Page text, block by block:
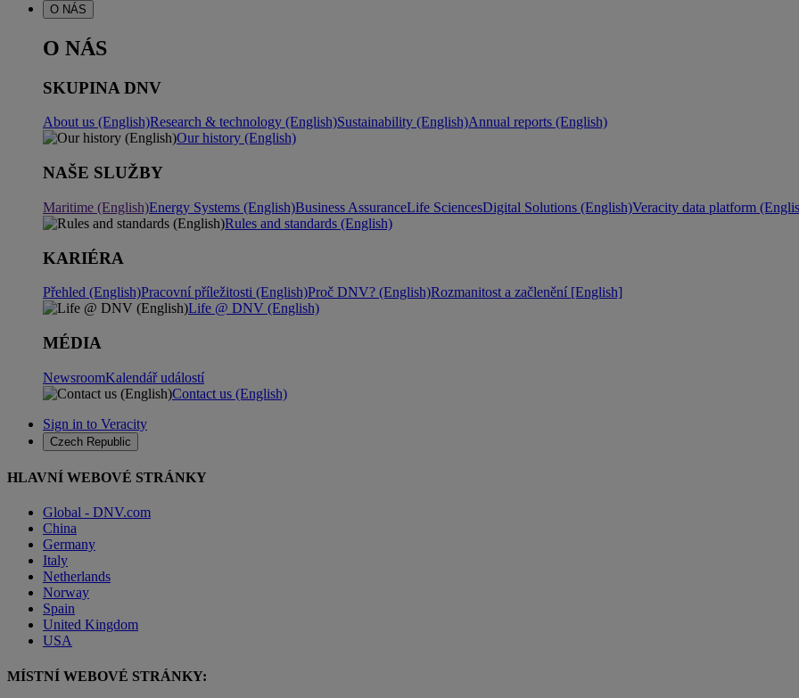
O NÁS
O NÁS
SKUPINA DNV
About us (English)Research & technology (English)Sustainability (English)Annual reports (English)
Our history (English)
NAŠE SLUŽBY
Maritime (English)Energy Systems (English)Business AssuranceLife SciencesDigital Solutions (English)Veracity data platform
Rules and standards (English)
KARIÉRA
Přehled (English)Pracovní příležitosti (English)Proč DNV? (English)Rozmanitost a začlenění [English]
Life @ DNV (English)
MÉDIA
NewsroomKalendář událostí
Contact us (English)
Sign in to Veracity
Czech Republic
HLAVNÍ WEBOVÉ STRÁNKY
Global - DNV.com
China
Germany
Italy
Netherlands
Norway
Spain
United Kingdom
USA
MÍSTNÍ WEBOVÉ STRÁNKY: